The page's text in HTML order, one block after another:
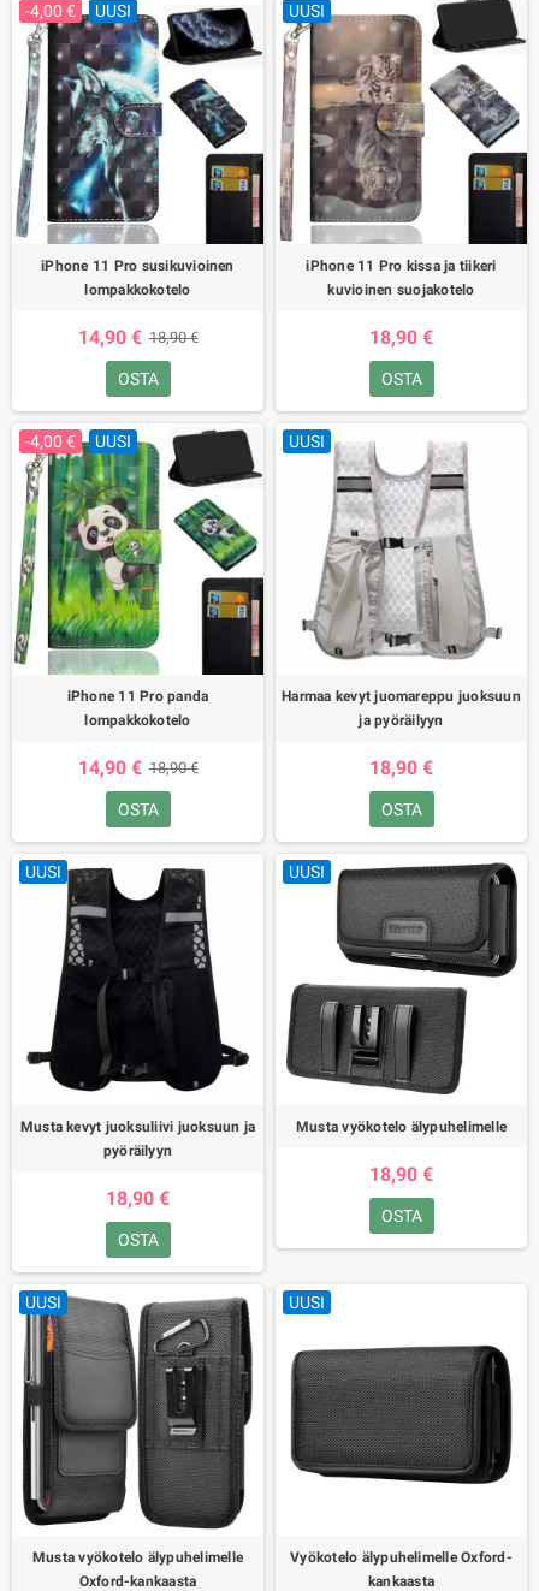
-4,00 € UUSI
iPhone 11 Pro susikuvioinen
lompakkokotelo
14,90 € 18,90 €
OSTA
UUSI
iPhone 11 Pro kissa ja tiikeri
kuvioinen suojakotelo
18,90 €
OSTA
-4,00 € UUSI
iPhone 11 Pro panda
lompakkokotelo
14,90 € 18,90 €
OSTA
UUSI
Harmaa kevyt juomareppu juoksuun
ja pyöräilyyn
18,90 €
OSTA
UUSI
Musta kevyt juoksuliivi juoksuun ja
pyöräilyyn
18,90 €
OSTA
UUSI
Musta vyökotelo älypuhelimelle
18,90 €
OSTA
UUSI
Musta vyökotelo älypuhelimelle
Oxford-kankaasta
UUSI
Vyökotelo älypuhelimelle Oxford-
kankaasta